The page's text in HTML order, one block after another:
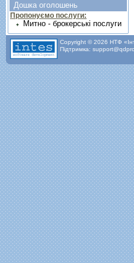
Дошка оголошень
Пропонуємо послуги:
Митно - брокерські послуги
Copyright © 2026 НТФ
Підтримка: